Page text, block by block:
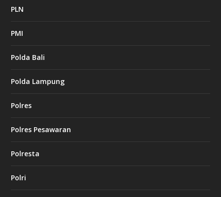
PLN
PMI
Polda Bali
Polda Lampung
Polres
Polres Pesawaran
Polresta
Polri